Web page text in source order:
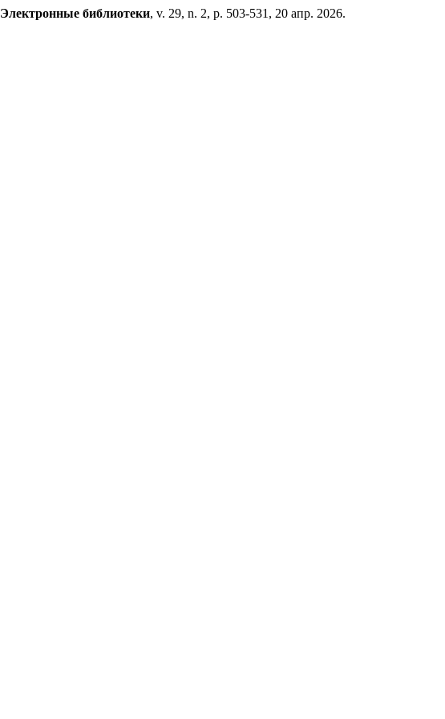
Электронные библиотеки, v. 29, n. 2, p. 503-531, 20 апр. 2026.